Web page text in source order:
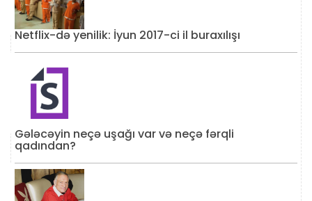
Netflix-də yenilik: İyun 2017-ci il buraxılışı
Gələcəyin neçə uşağı var və neçə fərqli
qadından?